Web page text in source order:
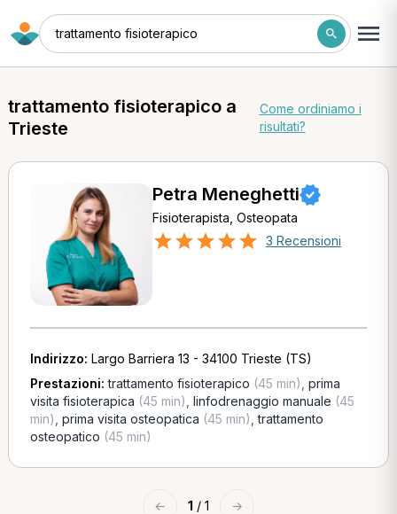
trattamento fisioterapico
trattamento fisioterapico a
Trieste
Come ordiniamo i
risultati?
Petra Meneghetti
Fisioterapista, Osteopata
3 Recensioni
Indirizzo: Largo Barriera 13 - 34100 Trieste (TS)
Prestazioni:trattamento fisioterapico (45 min) prima
visita fisioterapica (45 min) linfodrenaggio manuale (45
min) prima visita osteopatica (45 min) ,trattamento
osteopatico (45 min)
← 1 / 1 →